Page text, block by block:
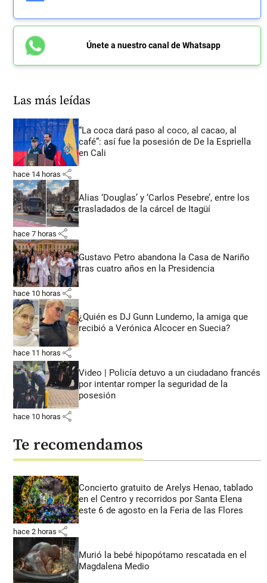
Únete a nuestro canal de Whatsapp
Las más leídas
“La coca dará paso al coco, al cacao, al
café”: así fue la posesión de De la Espriella
en Cali
hace 14 horas share
Alias ‘Douglas’ y ‘Carlos Pesebre’, entre los
trasladados de la cárcel de Itagüí
hace 7 horas share
Gustavo Petro abandona la Casa de Nariño
tras cuatro años en la Presidencia
hace 10 horas share
¿Quién es DJ Gunn Lundemo, la amiga que
recibió a Verónica Alcocer en Suecia?
hace 11 horas share
Video | Policía detuvo a un ciudadano francés
por intentar romper la seguridad de la
posesión
hace 10 horas share
Te recomendamos
Concierto gratuito de Arelys Henao, tablado
en el Centro y recorridos por Santa Elena
este 6 de agosto en la Feria de las Flores
hace 2 horas share
Murió la bebé hipopótamo rescatada en el
Magdalena Medio